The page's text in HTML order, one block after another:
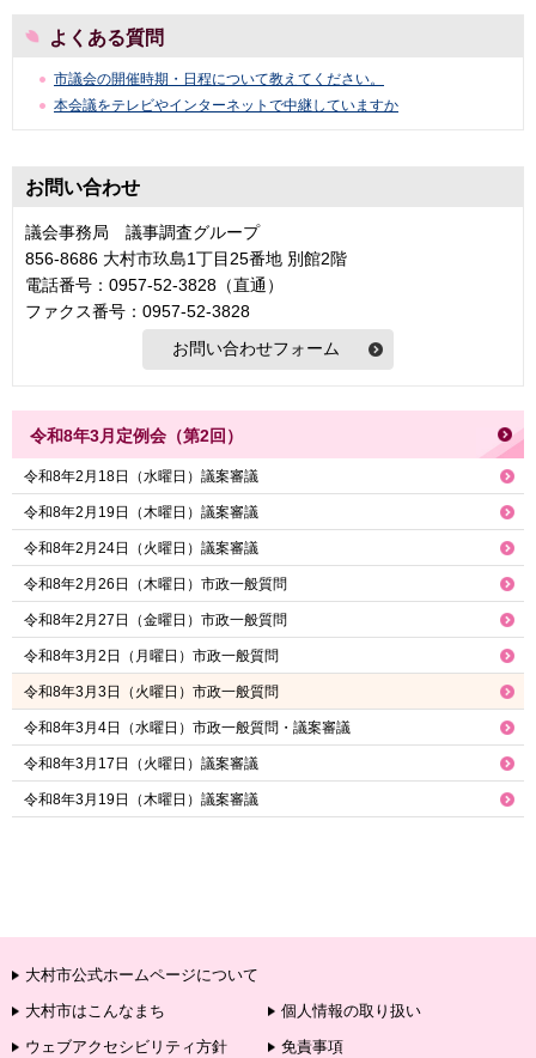
よくある質問
市議会の開催時期・日程について教えてください。
本会議をテレビやインターネットで中継していますか
お問い合わせ
議会事務局 議事調査グループ
856-8686 大村市玖島1丁目25番地 別館2階
電話番号：0957-52-3828（直通）
ファクス番号：0957-52-3828
令和8年3月定例会（第2回）
令和8年2月18日（水曜日）議案審議
令和8年2月19日（木曜日）議案審議
令和8年2月24日（火曜日）議案審議
令和8年2月26日（木曜日）市政一般質問
令和8年2月27日（金曜日）市政一般質問
令和8年3月2日（月曜日）市政一般質問
令和8年3月3日（火曜日）市政一般質問
令和8年3月4日（水曜日）市政一般質問・議案審議
令和8年3月17日（火曜日）議案審議
令和8年3月19日（木曜日）議案審議
大村市公式ホームページについて
大村市はこんなまち
個人情報の取り扱い
ウェブアクセシビリティ方針
免責事項